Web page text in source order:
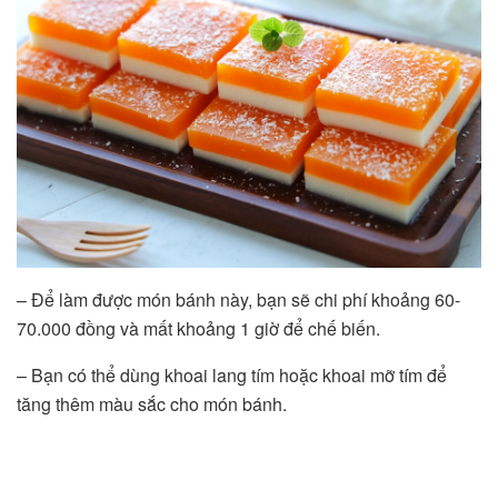
– Để làm được món bánh này, bạn sẽ chi phí khoảng 60-
70.000 đồng và mất khoảng 1 giờ để chế biến.
– Bạn có thể dùng khoai lang tím hoặc khoai mỡ tím để
tăng thêm màu sắc cho món bánh.